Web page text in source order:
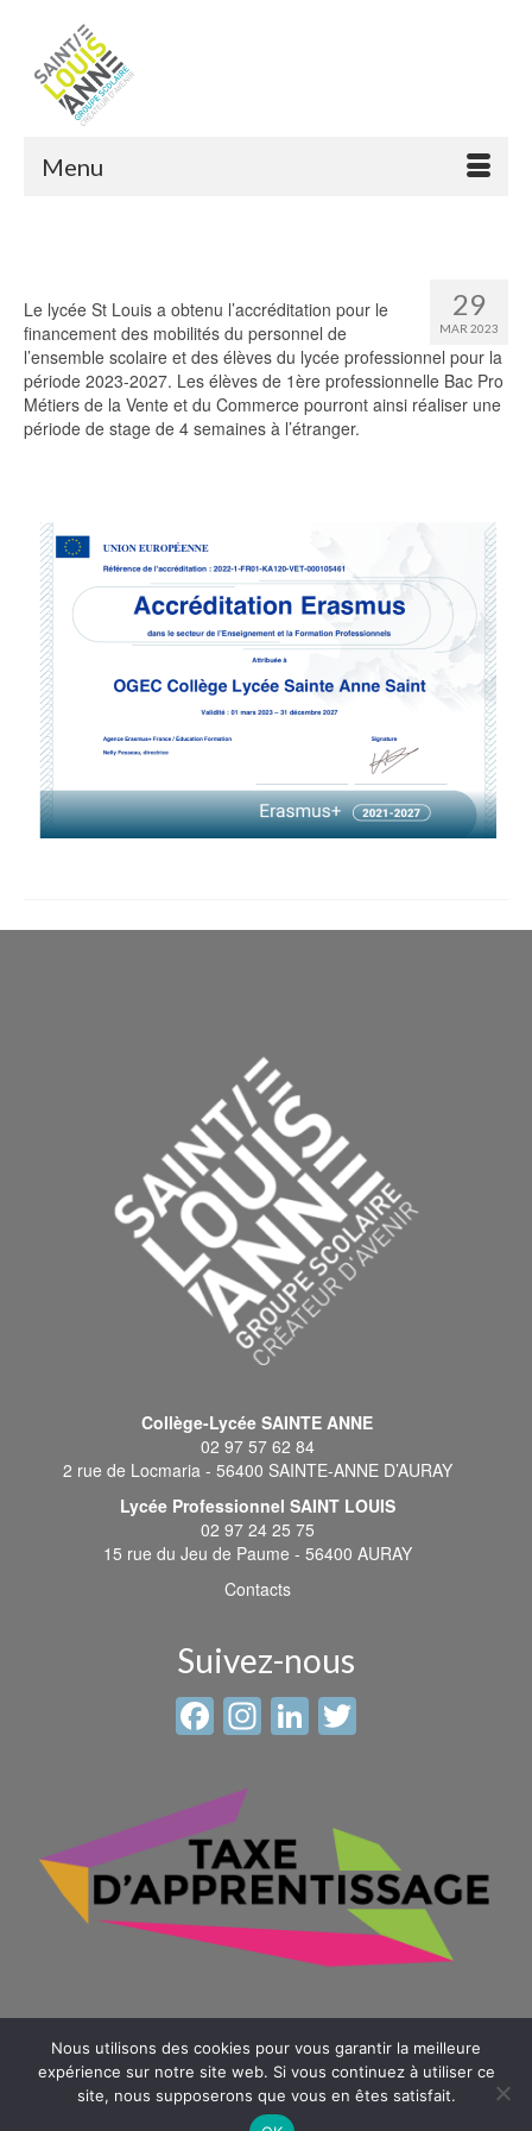
Menu
29
MAR 2023
Le lycée St Louis a obtenu l’accréditation pour le
financement des mobilités du personnel de
l’ensemble scolaire et des élèves du lycée professionnel pour la
période 2023-2027. Les élèves de 1ère professionnelle Bac Pro
Métiers de la Vente et du Commerce pourront ainsi réaliser une
période de stage de 4 semaines à l’étranger.
Collège-Lycée SAINTE ANNE
02 97 57 62 84
2 rue de Locmaria - 56400 SAINTE-ANNE D’AURAY
Lycée Professionnel SAINT LOUIS
02 97 24 25 75
15 rue du Jeu de Paume - 56400 AURAY
Contacts
Suivez-nous
Facebook
Instagram
LinkedIn
© 2026 Sainte Anne - Saint Louis -Mentions légales-Plan du
site
Nous utilisons des cookies pour vous garantir la meilleure
expérience sur notre site web. Si vous continuez à utiliser ce
site, nous supposerons que vous en êtes satisfait.